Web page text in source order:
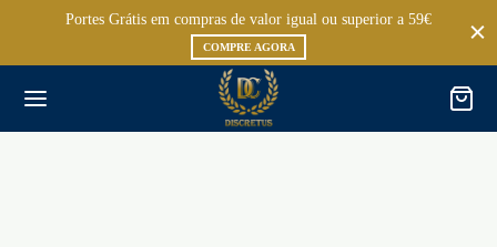
Portes Grátis em compras de valor igual ou superior a 59€
COMPRE AGORA